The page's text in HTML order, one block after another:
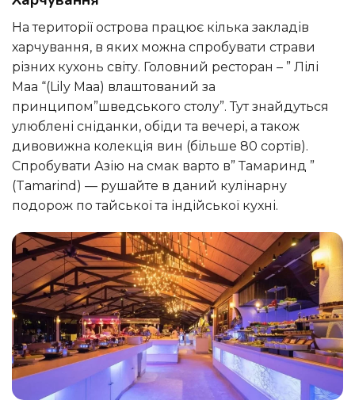
На території острова працює кілька закладів
харчування, в яких можна спробувати страви
різних кухонь світу. Головний ресторан – ” Лілі
Маа “(Lily Maa) влаштований за
принципом”шведського столу”. Тут знайдуться
улюблені сніданки, обіди та вечері, а також
дивовижна колекція вин (більше 80 сортів).
Спробувати Азію на смак варто в” Тамаринд ”
(Tamarind) — рушайте в даний кулінарну
подорож по тайської та індійської кухні.